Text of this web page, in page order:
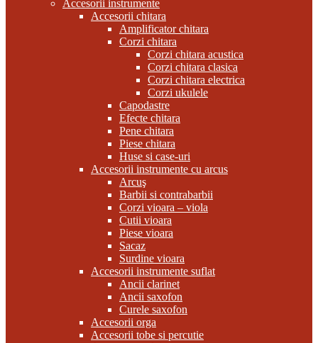
Accesorii instrumente
Accesorii chitara
Amplificator chitara
Corzi chitara
Corzi chitara acustica
Corzi chitara clasica
Corzi chitara electrica
Corzi ukulele
Capodastre
Efecte chitara
Pene chitara
Piese chitara
Huse si case-uri
Accesorii instrumente cu arcus
Arcuş
Barbii si contrabarbii
Corzi vioara – viola
Cutii vioara
Piese vioara
Sacaz
Surdine vioara
Accesorii instrumente suflat
Ancii clarinet
Ancii saxofon
Curele saxofon
Accesorii orga
Accesorii tobe si percutie